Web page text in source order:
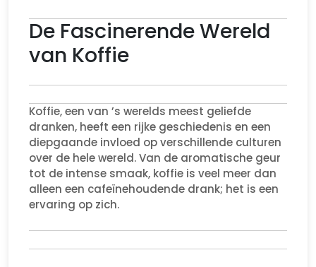
De Fascinerende Wereld
van Koffie
Koffie, een van ’s werelds meest geliefde
dranken, heeft een rijke geschiedenis en een
diepgaande invloed op verschillende culturen
over de hele wereld. Van de aromatische geur
tot de intense smaak, koffie is veel meer dan
alleen een cafeïnehoudende drank; het is een
ervaring op zich.